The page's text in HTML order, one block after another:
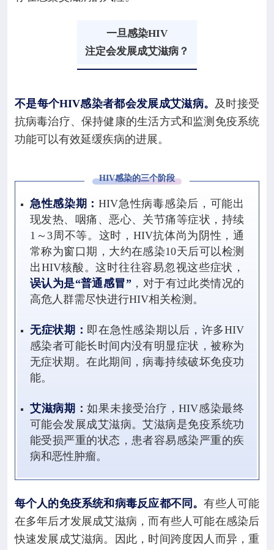
一旦感染HIV
注定会发展成艾滋病？
不是每个HIV感染者都会发展成艾滋病。 及时接受
抗病毒治疗、保持健康的生活方式和监测免疫系统
功能可以有效延缓疾病的进展。
HIV感染的三个阶段
急性感染期：HIV急性病毒感染后，可能出
现发热、咽痛、恶心、关节痛等症状，持续
1～3周不等。这时，HIV抗体尚为阴性，通
常称为窗口期，大约在感染10天后可以检测
出HIV核酸。这时往往容易忽视这些症状，
误认为是“普通感冒”，对于有过此类情况的
高危人群需尽快进行HIV相关检测。
无症状期： 即在急性感染期以后，许多HIV
感染者可能长时间内没有明显症状，被称为
无症状期。在此期间，病毒持续破坏免疫功
能。
艾滋病期 ：如果未接受治疗，HIV感染最终
可能会发展成艾滋病。艾滋病是免疫系统功
能受损严重的状态，患者容易感染严重的疾
病和恶性肿瘤。
每个人的免疫系统和病毒反应都不同。有些人可能
在多年后才发展成艾滋病，而有些人可能在感染后
快速发展成艾滋病。因此，时间跨度因人而异，重